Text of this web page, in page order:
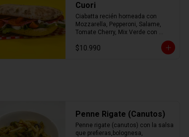
Cuori
Ciabatta recién horneada con
Mozzarella, Pepperoni, Salame,
Tomate Cherry, Mix Verde con
$10.990
Penne Rigate (Canutos)
Penne rigate (canutos) con la salsa
que prefieras,bolognesa,